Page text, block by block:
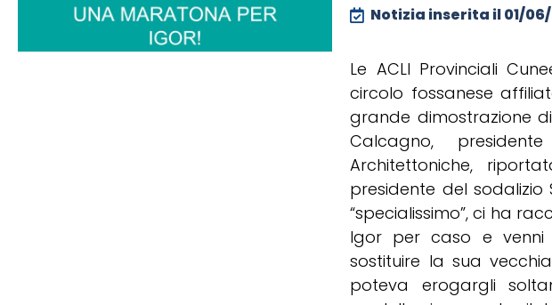
Notizia inserita il01/
Le ACLI Provinciali
circolo fossanese
grande dimostrazione
Calcagno,
Architettoniche,
presidente del sodalizio
“specialissimo”, ci ha
Igor per caso e
sostituire la sua
poteva erogargli